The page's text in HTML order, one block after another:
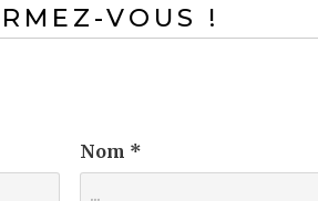
VOUS !
Nom *